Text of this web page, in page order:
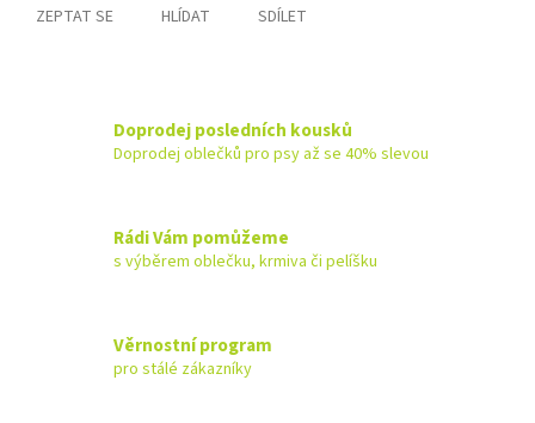
ZEPTAT SE HLÍDAT SDÍLET
Doprodej posledních kousků
Doprodej oblečků pro psy až se 40% slevou
Rádi Vám pomůžeme
s výběrem oblečku, krmiva či pelíšku
Věrnostní program
pro stálé zákazníky